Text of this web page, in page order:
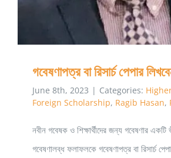
গবেষণাপত্র বা রিসার্চ পেপার
June 8th, 2023 | Categories:
Foreign Scholarship, Ragib Hasan,
নবীন গবেষক ও শিক্ষার্থীদের জন্য গবেষণার
গবেষণালব্ধ ফলাফলকে গবেষণাপত্র বা রিসার্চ